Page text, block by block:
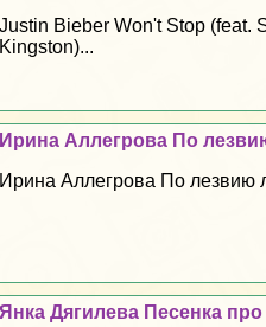
Justin Bieber Won't Stop (feat.
Kingston)...
Ирина Аллегрова По
Ирина Аллегрова По лезвию
Янка Дягилева Песенка про